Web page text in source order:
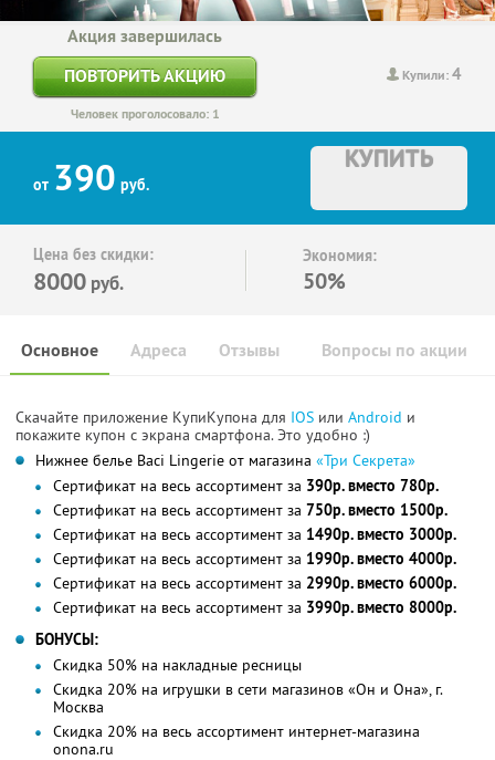
Купили:4
Акция завершилась
ПОВТОРИТЬ АКЦИЮ
Человек проголосовало: 1
от 390 руб.
КУПИТЬ
Цена без скидки:
8000 руб.
Экономия:
50%
Основное Отзывы Вопросы по акции
Адреса
Скачайте приложение КупиКупона для IOS или Android и
покажите купон с экрана смартфона. Это удобно :)
Нижнее белье Вaci Lingerie от магазина «Три Секрета»
Сертификат на весь ассортимент за 390р. вместо 780р.
Сертификат на весь ассортимент за 750р. вместо 1500р.
Сертификат на весь ассортимент за 1490р. вместо 3000р.
Сертификат на весь ассортимент за 1990р. вместо 4000р.
Сертификат на весь ассортимент за 2990р. вместо 6000р.
Сертификат на весь ассортимент за 3990р. вместо 8000р.
БОНУСЫ:
Скидка 50% на накладные ресницы
Скидка 20% на игрушки в сети магазинов «Он и Она», г.
Москва
Скидка 20% на весь ассортимент интернет-магазина
onona.ru